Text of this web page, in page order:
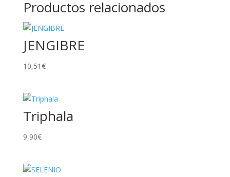
Productos relacionados
JENGIBRE
10,51€
Triphala
9,90€